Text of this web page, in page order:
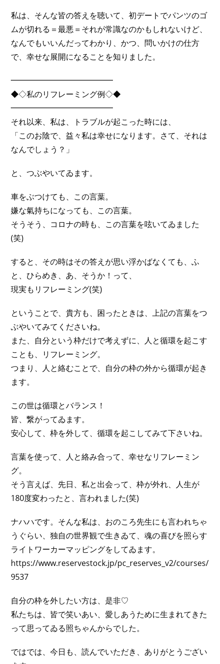
私は、そんな皆の答えを聴いて、初デートでパンツのゴ
ムが切れる＝最悪＝それが常識なのかもしれないけど、
なんでもいいんだってわかり、かつ、問いかけの仕方
で、幸せな展開になることを知りました。
━━━━━━━━━━━━━
◆◇私のリフレーミング例◇◆
━━━━━━━━━━━━━
それ以来、私は、トラブルが起こった時には、
「このお陰で、益々私は幸せになります。さて、それは
なんでしょう？」
と、つぶやいてゐます。
車をぶつけても、この言葉。
嫌な氣持ちになっても、この言葉。
そうそう、コロナの時も、この言葉を呟いてゐました
(笑)
すると、その時はその答えが思い浮かばなくても、ふ
と、ひらめき、あ、そうか！って、
現実もリフレーミング(笑)
ということで、貴方も、困ったときは、上記の言葉をつ
ぶやいてみてくださいね。
また、自分という枠だけで考えずに、人と循環を起こす
ことも、リフレーミング。
つまり、人と絡むことで、自分の枠の外から循環が起き
ます。
この世は循環とバランス！
皆、繋がってゐます。
安心して、枠を外して、循環を起こしてみて下さいね。
言葉を使って、人と絡み合って、幸せなリフレーミン
グ。
そう言えば、先日、私と出会って、枠が外れ、人生が
180度変わったと、言われました(笑)
ナハハです。そんな私は、おのころ先生にも言われちゃ
うぐらい、独自の世界観で生きゐて、魂の喜びを照らす
ライトワーカーマッピングをしてゐます。
https://www.reservestock.jp/pc_reserves_v2/courses/
9537
自分の枠を外したい方は、是非♡
私たちは、皆で笑いあい、愛しあうために生まれてきた
って思ってゐる照ちゃんからでした。
ではでは、今日も、読んでいただき、ありがとうござい